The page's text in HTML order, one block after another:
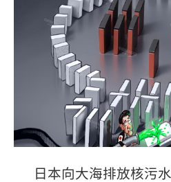
日本向大海排放核污